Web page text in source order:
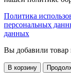
Политика
персональных
данных
Вы добавили товар
В корзину